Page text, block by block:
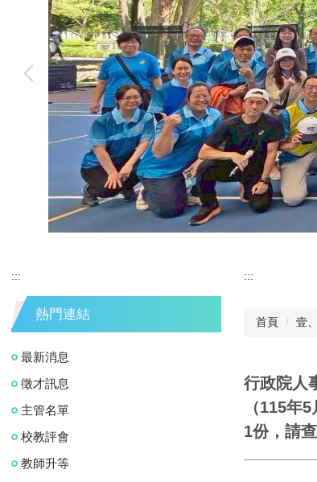
:::
熱門連結
最新消息
徵才訊息
主管名單
校教評會
教師升等
:::
首頁 壹
行政院人
（115年
1份，請查